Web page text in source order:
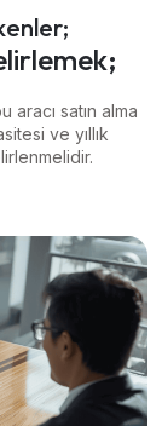
aracı satın alma
ve yıllık